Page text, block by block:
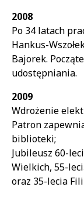
2008
Po 34 latach
Hankus-
Bajorek.
udostępniania.
2009
Wdrożenie
Patron
biblioteki;
Jubileusz 60-
Wielkich, 55-
oraz 35-lecia